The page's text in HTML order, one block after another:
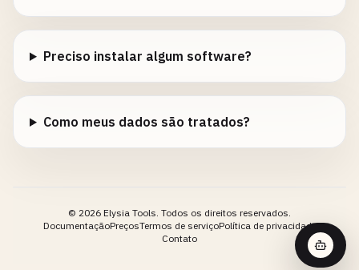
Preciso instalar algum software?
Como meus dados são tratados?
© 2026 Elysia Tools. Todos os direitos reservados.
DocumentaçãoPreçosTermos de serviçoPolítica de privacidade
Contato